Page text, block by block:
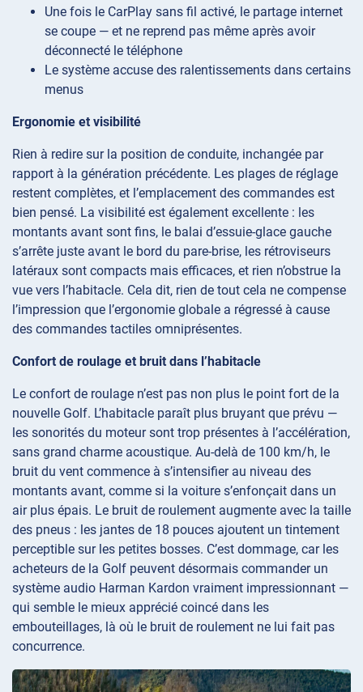
Une fois le CarPlay sans fil activé, le partage internet
se coupe — et ne reprend pas même après avoir
déconnecté le téléphone
Le système accuse des ralentissements dans certains
menus
Ergonomie et visibilité
Rien à redire sur la position de conduite, inchangée par
rapport à la génération précédente. Les plages de réglage
restent complètes, et l’emplacement des commandes est
bien pensé. La visibilité est également excellente : les
montants avant sont fins, le balai d’essuie-glace gauche
s’arrête juste avant le bord du pare-brise, les rétroviseurs
latéraux sont compacts mais efficaces, et rien n’obstrue la
vue vers l’habitacle. Cela dit, rien de tout cela ne compense
l’impression que l’ergonomie globale a régressé à cause
des commandes tactiles omniprésentes.
Confort de roulage et bruit dans l’habitacle
Le confort de roulage n’est pas non plus le point fort de la
nouvelle Golf. L’habitacle paraît plus bruyant que prévu —
les sonorités du moteur sont trop présentes à l’accélération,
sans grand charme acoustique. Au-delà de 100 km/h, le
bruit du vent commence à s’intensifier au niveau des
montants avant, comme si la voiture s’enfonçait dans un
air plus épais. Le bruit de roulement augmente avec la taille
des pneus : les jantes de 18 pouces ajoutent un tintement
perceptible sur les petites bosses. C’est dommage, car les
acheteurs de la Golf peuvent désormais commander un
système audio Harman Kardon vraiment impressionnant —
qui semble le mieux apprécié coincé dans les
embouteillages, là où le bruit de roulement ne lui fait pas
concurrence.